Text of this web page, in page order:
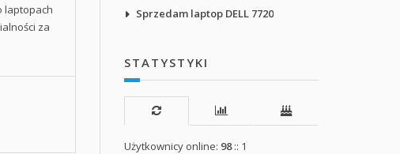
laptopach
za
Sprzedam laptop DELL 7720
STATYSTYKI
Użytkownicy online: 98:: 1